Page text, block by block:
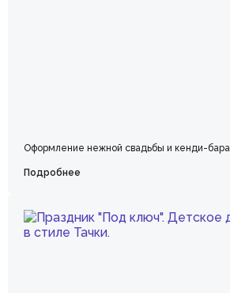
Оформление нежной свадьбы и кенди-бара
Подробнее